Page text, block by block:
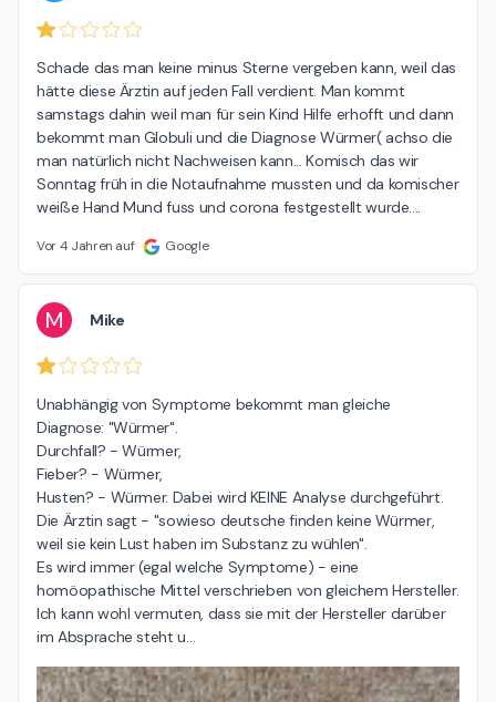
Schade das man keine minus Sterne vergeben kann, weil das
hätte diese Ärztin auf jeden Fall verdient. Man kommt
samstags dahin weil man für sein Kind Hilfe erhofft und dann
bekommt man Globuli und die Diagnose Würmer( achso die
man natürlich nicht Nachweisen kann... Komisch das wir
Sonntag früh in die Notaufnahme mussten und da komischer
weiße Hand Mund fuss und corona festgestellt wurde....
Vor 4 Jahren auf Google
M Mike
Unabhängig von Symptome bekommt man gleiche
Diagnose: "Würmer".
Durchfall? - Würmer,
Fieber? - Würmer,
Husten? - Würmer. Dabei wird KEINE Analyse durchgeführt.
Die Ärztin sagt - "sowieso deutsche finden keine Würmer,
weil sie kein Lust haben im Substanz zu wühlen".
Es wird immer (egal welche Symptome) - eine
homöopathische Mittel verschrieben von gleichem Hersteller.
Ich kann wohl vermuten, dass sie mit der Hersteller darüber
im Absprache steht u…